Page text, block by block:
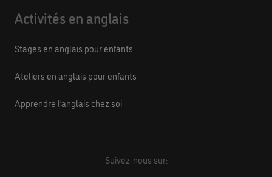
Activités en anglais
Stages en anglais pour enfants
Ateliers en anglais pour enfants
Apprendre l’anglais chez soi
Suivez-nous sur: